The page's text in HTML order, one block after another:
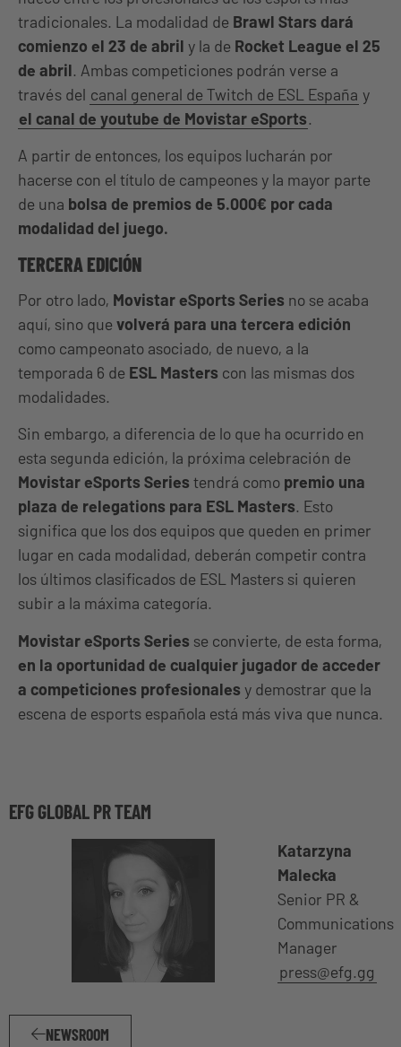
tradicionales. La modalidad de Brawl Stars dará
comienzo el 23 de abril y la de Rocket League el 25
de abril. Ambas competiciones podrán verse a
través del canal general de Twitch de ESL España y
el canal de youtube de Movistar eSports.
A partir de entonces, los equipos lucharán por
hacerse con el título de campeones y la mayor parte
de una bolsa de premios de 5.000€ por cada
modalidad del juego.
TERCERA EDICIÓN
Por otro lado, Movistar eSports Series no se acaba
aquí, sino que volverá para una tercera edición
como campeonato asociado, de nuevo, a la
temporada 6 de ESL Masters con las mismas dos
modalidades.
Sin embargo, a diferencia de lo que ha ocurrido en
esta segunda edición, la próxima celebración de
Movistar eSports Series tendrá como premio una
plaza de relegations para ESL Masters. Esto
significa que los dos equipos que queden en primer
lugar en cada modalidad, deberán competir contra
los últimos clasificados de ESL Masters si quieren
subir a la máxima categoría.
Movistar eSports Series se convierte, de esta forma,
en la oportunidad de cualquier jugador de acceder
a competiciones profesionales y demostrar que la
escena de esports española está más viva que nunca.
EFG GLOBAL PR TEAM
Katarzyna
Malecka
Senior PR &
Communications
Manager
press@efg.gg
NEWSROOM